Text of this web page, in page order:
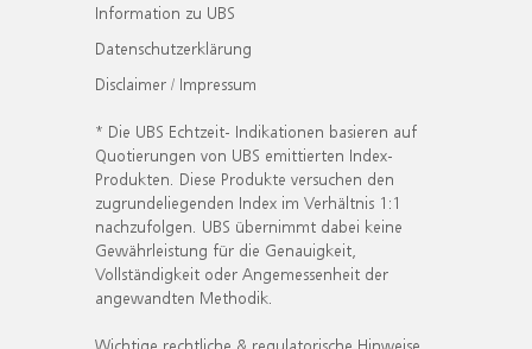
Information zu UBS
Datenschutzerklärung
Disclaimer / Impressum
* Die UBS Echtzeit- Indikationen basieren auf
Quotierungen von UBS emittierten Index-
Produkten. Diese Produkte versuchen den
zugrundeliegenden Index im Verhältnis 1:1
nachzufolgen. UBS übernimmt dabei keine
Gewährleistung für die Genauigkeit,
Vollständigkeit oder Angemessenheit der
angewandten Methodik.